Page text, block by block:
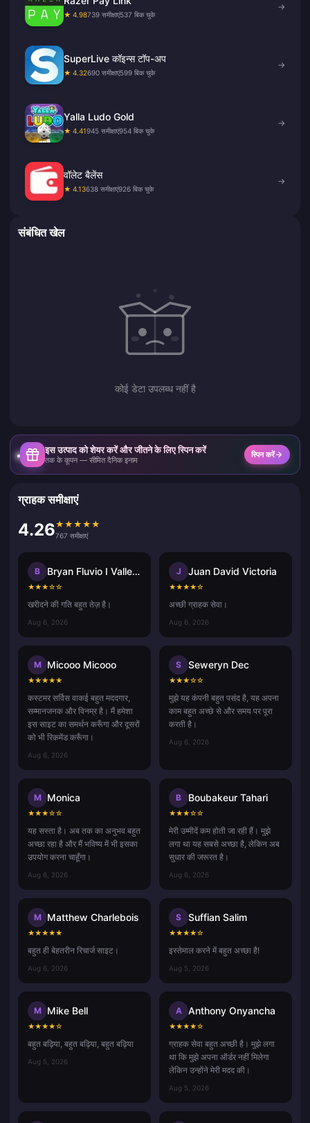
★ 4.98739 समीक्षाएं537 बिक चुके
→
SuperLive कॉइन्स टॉप-अप
★ 4.32690 समीक्षाएं599 बिक चुके
→
Yalla Ludo Gold
★ 4.41945 समीक्षाएं954 बिक चुके
→
वॉलेट बैलेंस
★ 4.13638 समीक्षाएं926 बिक चुके
→
संबंधित खेल
कोई डेटा उपलब्ध नहीं है
इस उत्पाद को शेयर करें और जीतने के लिए स्पिन करें
तक के कूपन — सीमित दैनिक इनाम
स्पिन करें
ग्राहक समीक्षाएं
4.26★ ★ ★ ★ ★
767 समीक्षाएं
B Bryan Fluvio I Vallecer
★★★☆☆
खरीदने की गति बहुत तेज़ है।
Aug 6, 2026
J Juan David Victoria
★★★★☆
अच्छी ग्राहक सेवा।
Aug 6, 2026
M Micooo Micooo
★★★★★
कस्टमर सर्विस वाकई बहुत मददगार,
सम्मानजनक और विनम्र है। मैं हमेशा
इस साइट का समर्थन करूँगा और दूसरों
को भी रिकमेंड करूँगा।
Aug 6, 2026
S Seweryn Dec
★★★☆☆
मुझे यह कंपनी बहुत पसंद है, यह अपना
काम बहुत अच्छे से और समय पर पूरा
करती है।
Aug 6, 2026
M Monica
★★★☆☆
यह सस्ता है। अब तक का अनुभव बहुत
अच्छा रहा है और मैं भविष्य में भी इसका
उपयोग करना चाहूँगा।
Aug 6, 2026
B Boubakeur Tahari
★★★☆☆
मेरी उम्मीदें कम होती जा रही हैं। मुझे
लगा था यह सबसे अच्छा है, लेकिन अब
सुधार की जरूरत है।
Aug 6, 2026
M Matthew Charlebois
★★★★★
बहुत ही बेहतरीन रिचार्ज साइट।
Aug 6, 2026
S Suffian Salim
★★★★☆
इस्तेमाल करने में बहुत अच्छा है!
Aug 5, 2026
M Mike Bell
★★★★☆
बहुत बढ़िया, बहुत बढ़िया, बहुत बढ़िया
Aug 5, 2026
A Anthony Onyancha
★★★★☆
ग्राहक सेवा बहुत अच्छी है। मुझे लगा
था कि मुझे अपना ऑर्डर नहीं मिलेगा
लेकिन उन्होंने मेरी मदद की।
Aug 5, 2026